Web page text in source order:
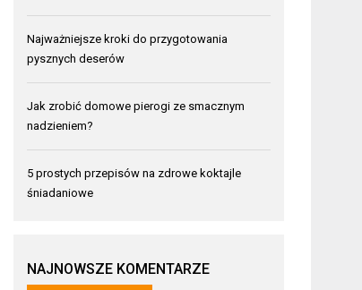
Najważniejsze kroki do przygotowania
pysznych deserów
Jak zrobić domowe pierogi ze smacznym
nadzieniem?
5 prostych przepisów na zdrowe koktajle
śniadaniowe
NAJNOWSZE KOMENTARZE